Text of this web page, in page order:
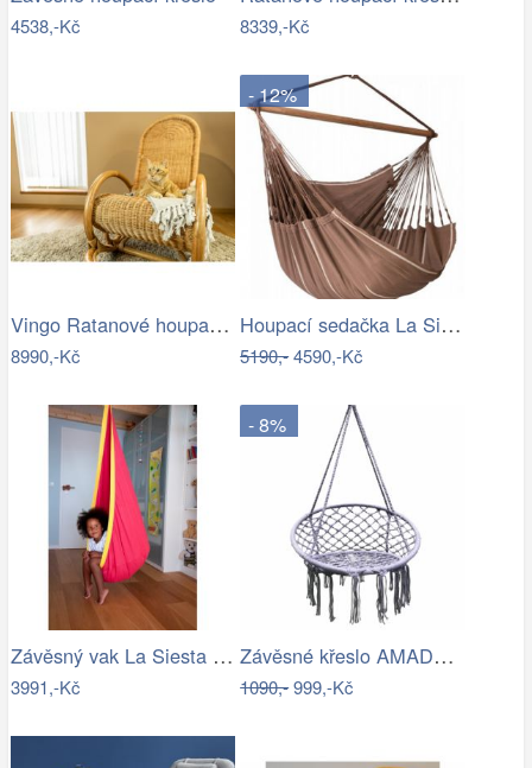
4538,-Kč 8339,-Kč
Vingo Ratanové houpací křeslo - medové
8990,-Kč
- 12%
Houpací sedačka La Siesta HABANA - IN
5190,-4590,-Kč
Závěsný vak La Siesta JOKI - IN
3991,-Kč
- 8%
Závěsné křeslo AMADO 2 NEW Tempo Kondela
1090,-999,-Kč